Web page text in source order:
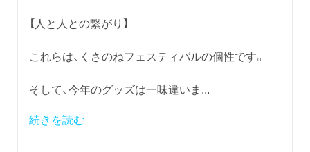
【人と人との繋がり】
これらは、くさのねフェスティバルの個性です。
そして、今年のグッズは一味違いま...
続きを読む